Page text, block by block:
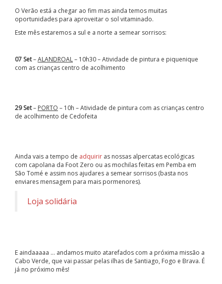
O Verão está a chegar ao fim mas ainda temos muitas
oportunidades para aproveitar o sol vitaminado.
Este mês estaremos a sul e a norte a semear sorrisos:
07 Set–ALANDROAL– 10h30 – Atividade de pintura e piquenique
com as crianças centro de acolhimento
29 Set– PORTO – 10h – Atividade de pintura com as crianças centro
de acolhimento de Cedofeita
Ainda vais a tempo de adquirir as nossas alpercatas ecológicas
com capolana da Foot Zero ou as mochilas feitas em Pemba em
São Tomé e assim nos ajudares a semear sorrisos (basta nos
enviares mensagem para mais pormenores).
Loja solidária
E aindaaaaa … andamos muito atarefados com a próxima missão a
Cabo Verde, que vai passar pelas ilhas de Santiago, Fogo e Brava. É
já no próximo mês!